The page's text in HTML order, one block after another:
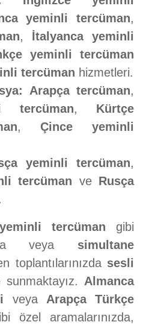
yeminli tercüman,
, İtalyanca yeminli
yeminli tercüman
tercüman hizmetleri.
Arapça tercüman,
tercüman, Kürtçe
, Çince yeminli
yeminli tercüman,
tercüman ve Rusça
tercüman gibi
veya simultane
toplantılarınızda sesli
Almanca
veya Arapça Türkçe
özel aramalarınızda,